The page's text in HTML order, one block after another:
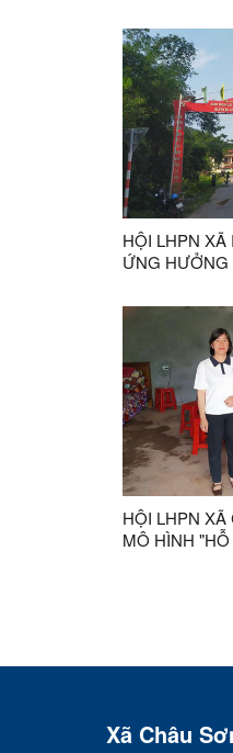
dân chủ ở cơ
HỘI LHPN
ỨNG
BIỂN VÀ HẢI
HỘI LHPN XÃ
MÔ HÌNH
Xã Châu